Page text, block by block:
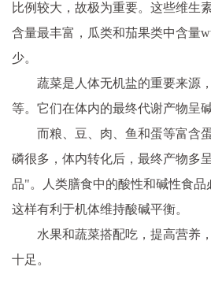
比例较大，故极为重要。这些维生
含量最丰富，瓜类和茄果类中含量
少。
蔬菜是人体无机盐的重要来源
等。它们在体内的最终代谢产物呈
而粮、豆、肉、鱼和蛋等富含
磷很多，体内转化后，最终产物多
品"。人类膳食中的酸性和碱性食品
这样有利于机体维持酸碱平衡。
水果和蔬菜搭配吃，提高营养
十足。